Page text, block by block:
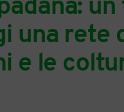
una rete
e le